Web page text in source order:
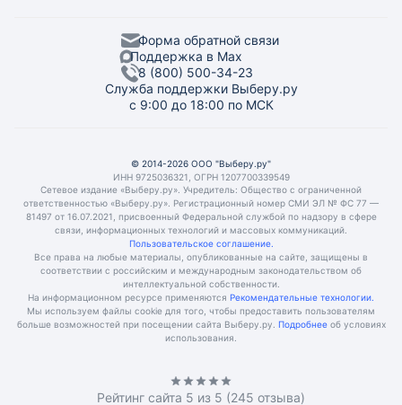
Форма обратной связи
Поддержка в Max
8 (800) 500-34-23
Служба поддержки Выберу.ру
с 9:00 до 18:00 по МСК
© 2014-2026 ООО "Выберу.ру"
ИНН 9725036321, ОГРН 1207700339549
Сетевое издание «Выберу.ру». Учредитель: Общество с ограниченной
ответственностью «Выберу.ру». Регистрационный номер СМИ ЭЛ № ФС 77 —
81497 от 16.07.2021, присвоенный Федеральной службой по надзору в сфере
связи, информационных технологий и массовых коммуникаций.
Пользовательское соглашение.
Все права на любые материалы, опубликованные на сайте, защищены в
соответствии с российским и международным законодательством об
интеллектуальной собственности.
На информационном ресурсе применяются Рекомендательные технологии.
Мы используем файлы cookie для того, чтобы предоставить пользователям
больше возможностей при посещении сайта Выберу.ру. Подробнее об условиях
использования.
Рейтинг сайта 5 из 5 (245 отзыва)